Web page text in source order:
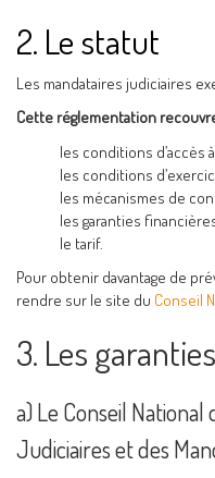
2. Le statut
Les mandataires judiciaires
Cette réglementation
les conditions d’accès
les conditions
les mécanismes de
les garanties
le tarif.
Pour obtenir davantage de
rendre sur le site du Conseil
3. Les garanties
a) Le Conseil
Judiciaires et des